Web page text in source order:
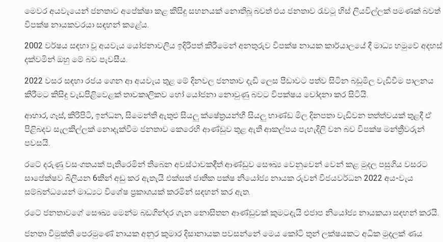
මෙවර අයවැයෙන් ජනතාව අපේක්ෂා කළ කිසිදු සහනයක් නොතිබූ බවත් එය ජනතාව රැවටූ හිස් ලියවිල්ලක් පමණක් බවත්
විපක්ෂ නායකවරයා සඳහන් කළේය.
2002 වර්ෂය සඳහා වූ අයවැය යෝජනාවලිය ඉදිරිපත් කිරීමෙන් අනතුරුව විපක්ෂ නායක කාර්යාලයේ දී මාධ්‍ය හමුවේ අදහස්
දක්වමින් ඔහු මේ බව පැවසීය.
2022 වසර සඳහා රජය ගෙන ආ අයවැය තුළ මේ දිනවල ජනතාව දැඩි ලෙස පීඩාවට පත්ව සිටින බඩුමිල වැඩිවීම පාලනය
කිරීමට කිසිදු වැඩපිළිවෙළක් තාවකාලිකව හෝ යෝජනා නොවුණු බවට විපක්ෂය චෝදනා කර සිටියි.
ආහාර, ගෑස්, කිරිපිටි, ඉන්ධන, සිමෙන්ති ඇතුළු සියලු ක්ෂේත්‍රයන්හී සියලු භාණ්ඩ මිල දිනපතා වැඩිවන තත්ත්වයක් තුළදී ඒ
පිළිබදව සැලකිල්ලක් නොදැක්වීම ජනතාව කෙරෙහි ආණ්ඩුව තුළ ඇති ආකල්පය පැහැදිලි වන බව විපක්ෂ මන්ත්‍රීවරුන්
පවසයි.
රටේ දරුණු වසංගතයක් පැතිරෙමින් තිබෙන අවස්ථාවකදීත් ආණ්ඩුව සෞඛ්‍ය වෙනුවෙන් වෙන් කළ මුදල පසුගිය වසරට
සාපේක්ෂව බිලියන 6කින් අඩු කර ඇතැයි එක්සත් ජාතික පක්ෂ නියෝජ්‍ය නායක රුවන් විජයවර්ධන 2022 අය-වැය
සම්බන්ධයෙන් මාධ්‍යට විශේෂ ප්‍රකාශයක් කරමින් සඳහන් කර ඇත.
රටේ ජනතාවගේ සෞඛ්‍ය මෙන්ම බඩගින්දර ගැන නොසිතන ආණ්ඩුවක් කුමටදැයි එජාප නියෝජ්‍ය නායකයා සඳහන් කරයි.
ජනතා විමුක්ති පෙරමුණේ නායක අනුර කුමාර දිසානායක පවසන්නේ මෙය කෝටි තුන් ලක්ෂයකට අධික මුදලක් ණය